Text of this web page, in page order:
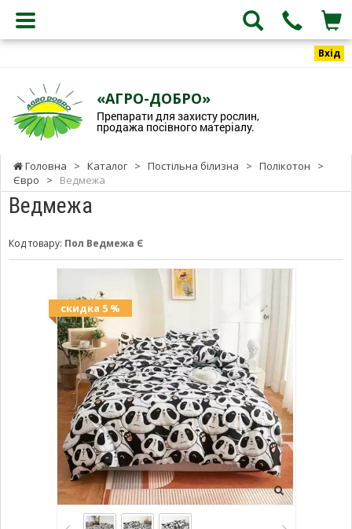
Вхід
«АГРО-ДОБРО»
Препарати для захисту рослин,
продажа посівного матеріалу.
Головна > Каталог > Постільна білизна > Полікотон
>
Євро
> Ведмежа
Ведмежа
Код товару: Пол Ведмежа Є
скидка 5 %